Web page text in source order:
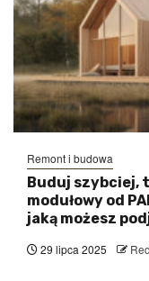
Remont i budowa
Buduj szybciej,
modułowy od
jaką możesz
29 lipca 2025